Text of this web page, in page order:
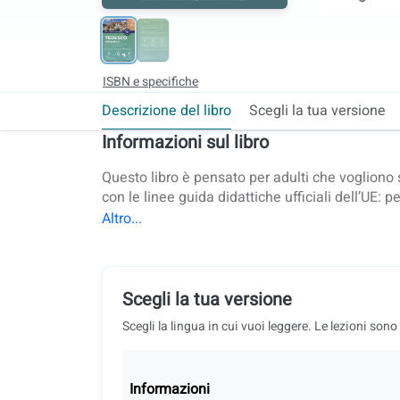
ISBN e specifiche
Descrizione del libro Scegli la tua versione
Informazioni sul libro
Questo libro è pensato per adulti che
con le linee guida didattiche ufficiali dell’UE:
metodo collaudato per l’insegnamento delle
Le correzioni dei testi scritti si fanno dal
offre un metodo completo con tracciamento
classe: supporta sia la didattica online sia le
Scegli la tua versione
Scegli la lingua in cui vuoi leggere. Le lezioni
Informazioni